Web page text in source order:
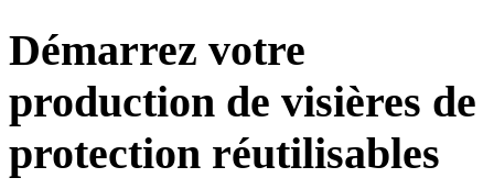
Démarrez votre
production de visières de
protection réutilisables